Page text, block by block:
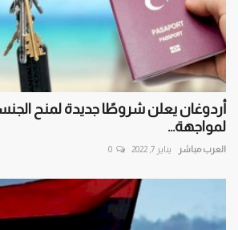
أردوغان يعلن شروطًا جديدة لمنح
لمواجهة...
العرب مباشر يناير 7, 2022 0